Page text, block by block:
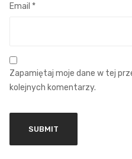
Email *
Zapamiętaj moje dane w tej
kolejnych komentarzy.